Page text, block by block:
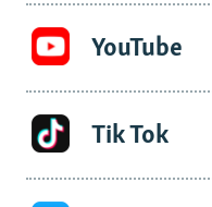
YouTube
Tik Tok